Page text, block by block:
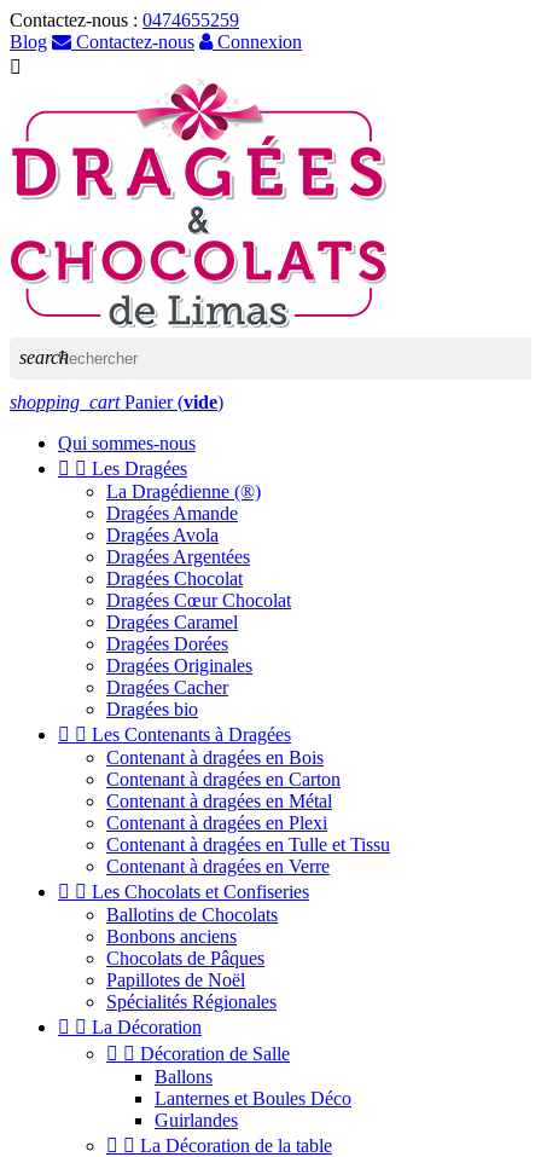
Contactez-nous : 0474655259
Blog
Contactez-nous
Connexion

search
shopping_cart Panier (vide)
Qui sommes-nous
  Les Dragées
La Dragédienne (®)
Dragées Amande
Dragées Avola
Dragées Argentées
Dragées Chocolat
Dragées Cœur Chocolat
Dragées Caramel
Dragées Dorées
Dragées Originales
Dragées Cacher
Dragées bio
  Les Contenants à Dragées
Contenant à dragées en Bois
Contenant à dragées en Carton
Contenant à dragées en Métal
Contenant à dragées en Plexi
Contenant à dragées en Tulle et Tissu
Contenant à dragées en Verre
  Les Chocolats et Confiseries
Ballotins de Chocolats
Bonbons anciens
Chocolats de Pâques
Papillotes de Noël
Spécialités Régionales
  La Décoration
  Décoration de Salle
Ballons
Lanternes et Boules Déco
Guirlandes
  La Décoration de la table